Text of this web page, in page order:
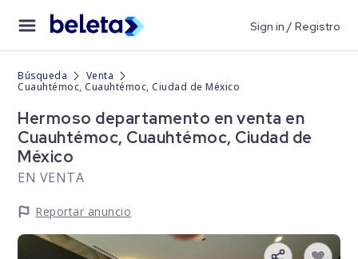
Sign in / Registro
Búsqueda
Venta
Cuauhtémoc, Cuauhtémoc, Ciudad de México
Hermoso departamento en venta en
Cuauhtémoc, Cuauhtémoc, Ciudad de
México
EN VENTA
Reportar anuncio